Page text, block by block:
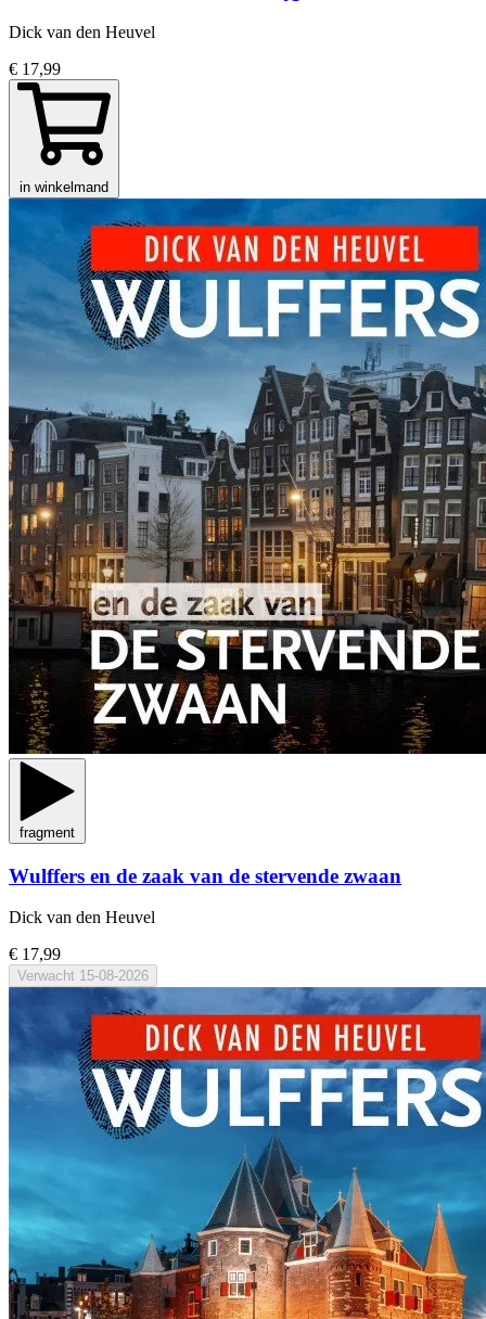
Dick van den Heuvel
€ 17,99
in winkelmand
fragment
Wulffers en de zaak van de stervende zwaan
Dick van den Heuvel
€ 17,99
Verwacht 15-08-2026